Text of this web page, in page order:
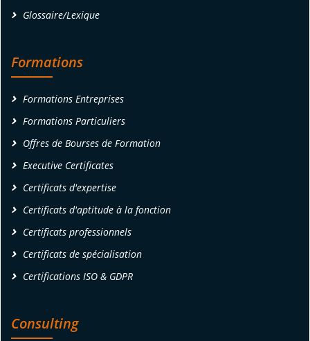
Glossaire/Lexique
Formations
Formations Entreprises
Formations Particuliers
Offres de Bourses de Formation
Executive Certificates
Certificats d'expertise
Certificats d'aptitude à la fonction
Certificats professionnels
Certificats de spécialisation
Certifications ISO & GDPR
Consulting